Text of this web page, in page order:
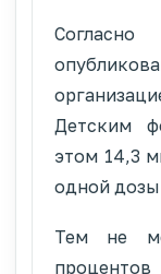
Детским
этом 14,3
одной
Тем не